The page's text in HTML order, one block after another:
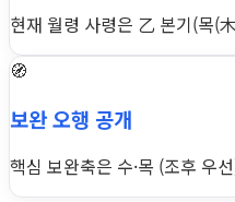
현재 월령 사령은 乙 본기(목(
🧭
보완 오행 공개
핵심 보완축은 수·목 (조후 우